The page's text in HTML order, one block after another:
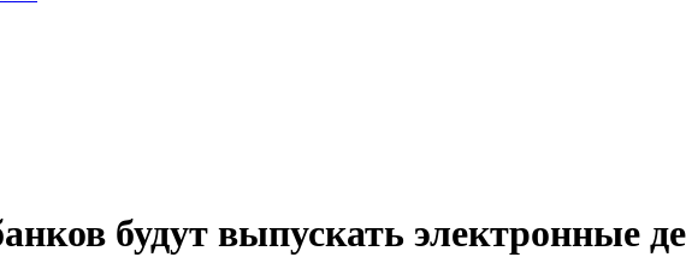
будут выпускать электронные